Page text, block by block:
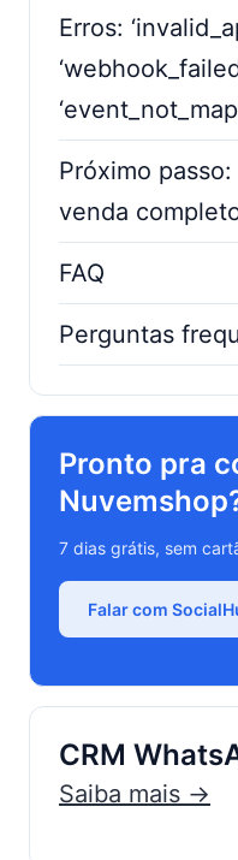
Erros:
Próximo
venda
FAQ
Perguntas
Pronto pra
7 dias grátis, sem
Falar com
CRM
Saiba mais →